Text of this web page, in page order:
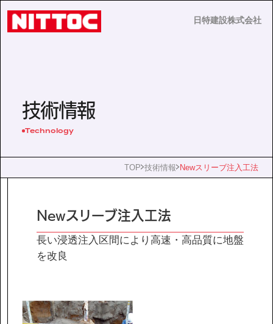
日特建設株式会社
日特建設株式会社
事業内容
企業情報
サステナビリティ
技術情報
Technology
TOP 技術情報 Newスリーブ注入工法
Newスリーブ注入工法
長い浸透注入区間により高速・高品質に地盤
を改良